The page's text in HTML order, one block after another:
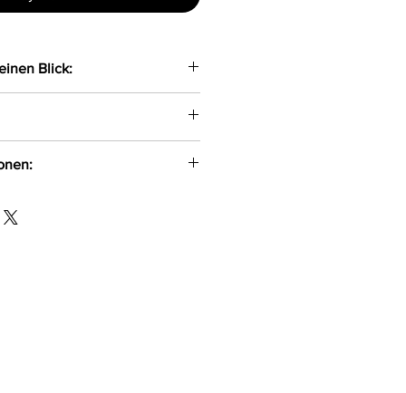
Blick:
Tüll
mit einem 4-fach
Bügeln sowie Stäbchen an
521 info@axami.pl